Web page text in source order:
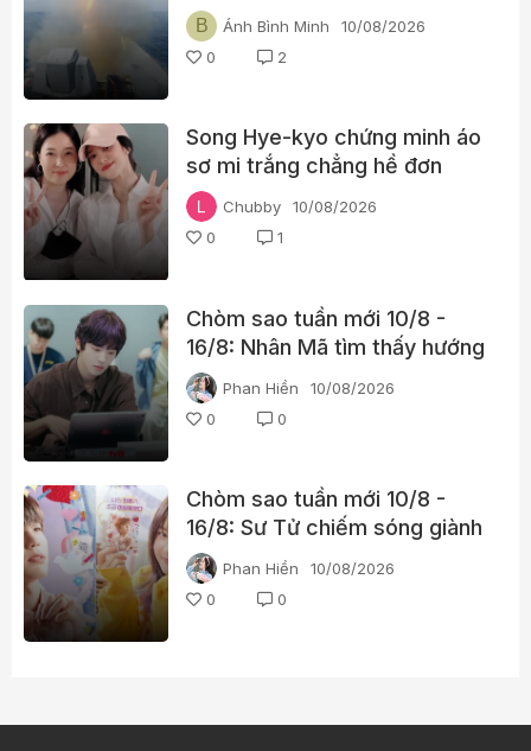
trong bài toán Iran
B Ánh Bình Minh
10/08/2026
0
2
Song Hye-kyo chứng minh áo
sơ mi trắng chẳng hề đơn
điệu, chỉ cần phối cùng chân
váy và một đôi giày lười là đã
đủ thanh lịch, sành điệu
Chubby
10/08/2026
0
1
Chòm sao tuần mới 10/8 -
16/8: Nhân Mã tìm thấy hướng
thênh thang, Bảo Bình khởi
động kế hoạch cũ
Phan Hiền
10/08/2026
0
0
Chòm sao tuần mới 10/8 -
16/8: Sư Tử chiếm sóng giành
spotlight, Thiên Bình có
duyên gặp người đặc biệt
Phan Hiền
10/08/2026
0
0